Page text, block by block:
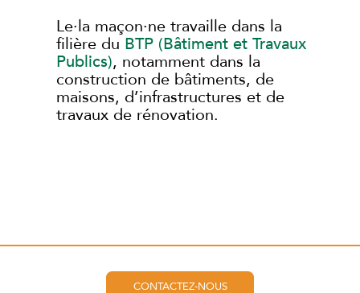
Le·la maçon·ne travaille dans la
filière du BTP (Bâtiment et Travaux
Publics), notamment dans la
construction de bâtiments, de
maisons, d’infrastructures et de
travaux de rénovation.
CONTACTEZ-NOUS